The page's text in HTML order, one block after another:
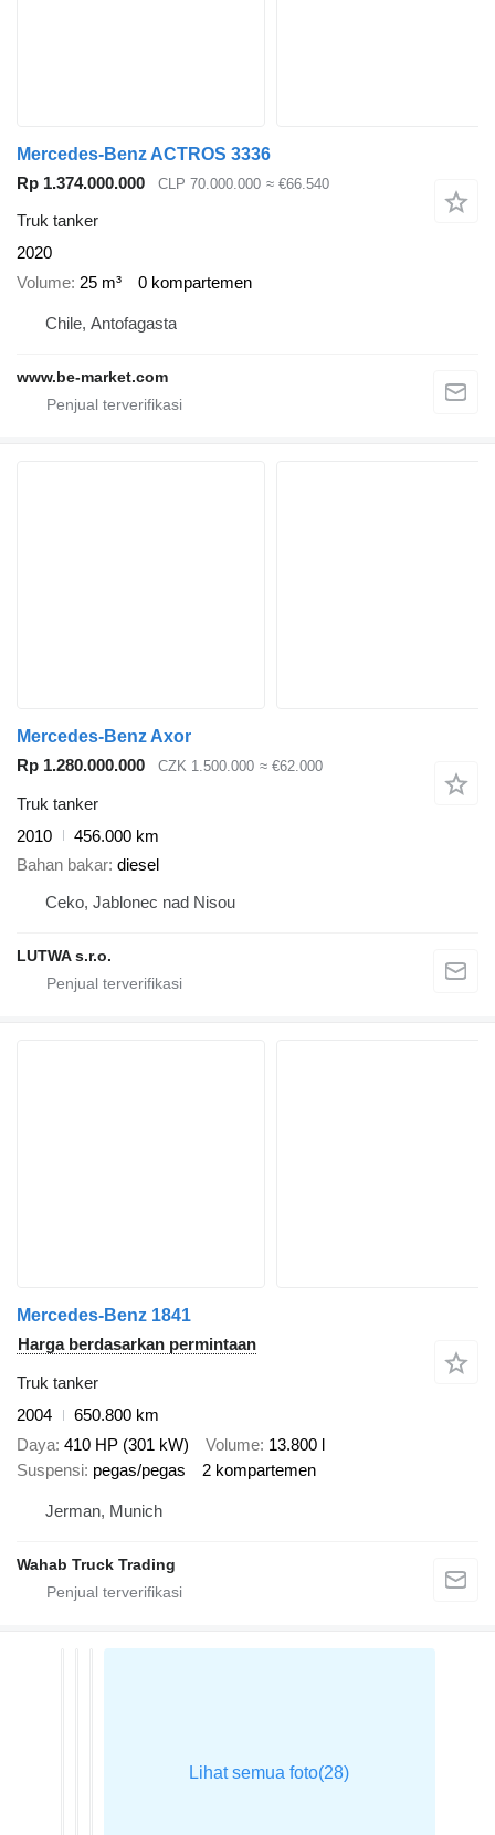
Mercedes-Benz ACTROS 3336
Rp 1.374.000.000
CLP 70.000.000 ≈ €66.540
Truk tanker
2020
Volume 25 m³ 0 kompartemen
Chile, Antofagasta
www.be-market.com
Mercedes-Benz Axor
Rp 1.280.000.000
CZK 1.500.000 ≈ €62.000
Truk tanker
2010
456.000 km
Bahan bakar diesel
Ceko, Jablonec nad Nisou
LUTWA s.r.o.
Mercedes-Benz 1841
Harga berdasarkan permintaan
Truk tanker
2004
650.800 km
Daya 410 HP (301 kW) Volume 13.800 l
Suspensi pegas/pegas 2 kompartemen
Jerman, Munich
Wahab Truck Trading